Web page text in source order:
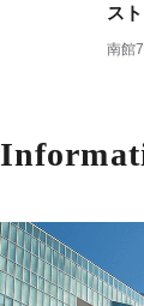
ス
南館